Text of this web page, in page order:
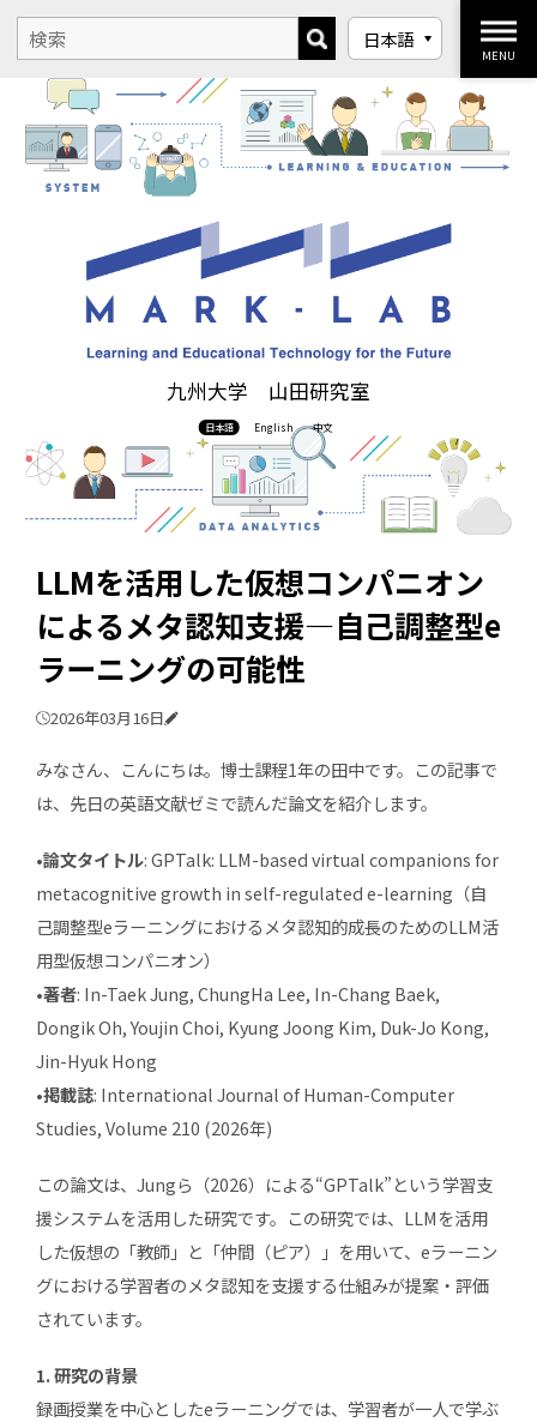
九州大学 山田研究室
日本語 English 中文
MENU
LLMを活用した仮想コンパニオン
によるメタ認知支援―自己調整型e
ラーニングの可能性
2026年03月16日
みなさん、こんにちは。博士課程1年の田中です。この記事で
は、先日の英語文献ゼミで読んだ論文を紹介します。
•論文タイトル: GPTalk: LLM-based virtual companions for
metacognitive growth in self-regulated e-learning（自
己調整型eラーニングにおけるメタ認知的成長のためのLLM活
用型仮想コンパニオン）
•著者: In-Taek Jung, ChungHa Lee, In-Chang Baek,
Dongik Oh, Youjin Choi, Kyung Joong Kim, Duk-Jo Kong,
Jin-Hyuk Hong
•掲載誌: International Journal of Human-Computer
Studies, Volume 210 (2026年)
この論文は、Jungら（2026）による“GPTalk”という学習支
援システムを活用した研究です。この研究では、LLMを活用
した仮想の「教師」と「仲間（ピア）」を用いて、eラーニン
グにおける学習者のメタ認知を支援する仕組みが提案・評価
されています。
1. 研究の背景
録画授業を中心としたeラーニングでは、学習者が一人で学ぶ